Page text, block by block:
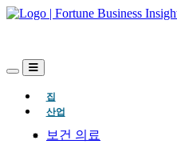
집(현재의)
산업
보건 의료